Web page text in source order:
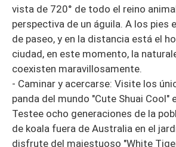
vista de 720° de todo el reino
perspectiva de un águila. A los pies
de paseo, y en la distancia está el
ciudad, en este momento, la
coexisten maravillosamente.
- Caminar y acercarse: Visite los
panda del mundo "Cute Shuai Cool"
Testee ocho generaciones de la
de koala fuera de Australia en el
disfrute del majestuoso "White